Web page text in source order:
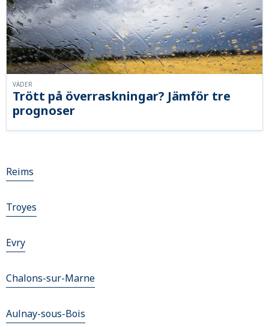
Trött på överraskningar? Jämför tre
prognoser
VÄDER
Reims
Troyes
Evry
Chalons-sur-Marne
Aulnay-sous-Bois